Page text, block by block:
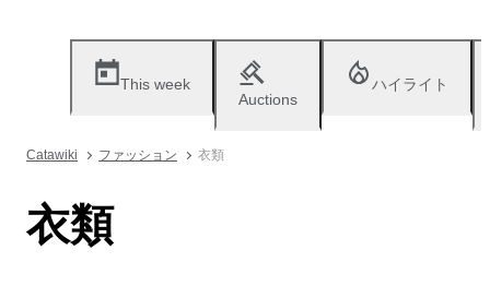
This week
Auctions
ハイライト
Catawiki ファッション 衣類
衣類